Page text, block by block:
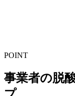
POINT
事業者の脱